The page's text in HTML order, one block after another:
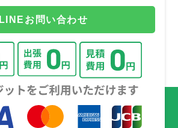
LINEお問い合わせ